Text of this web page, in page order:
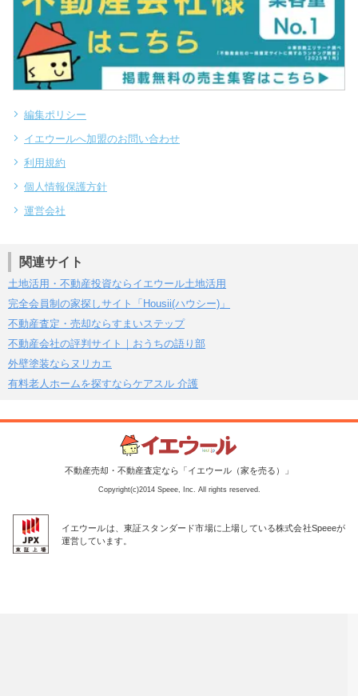
編集ポリシー
イエウールへ加盟のお問い合わせ
利用規約
個人情報保護方針
運営会社
関連サイト
土地活用・不動産投資ならイエウール土地活用
完全会員制の家探しサイト「Housii(ハウシー)」
不動産査定・売却ならすまいステップ
不動産会社の評判サイト｜おうちの語り部
外壁塗装ならヌリカエ
有料老人ホームを探すならケアスル 介護
不動産売却・不動産査定なら「イエウール（家を売る）」
Copyright(c)2014 Speee, Inc. All rights reserved.
イエウールは、東証スタンダード市場に上場している株式会社Speeeが
運営しています。